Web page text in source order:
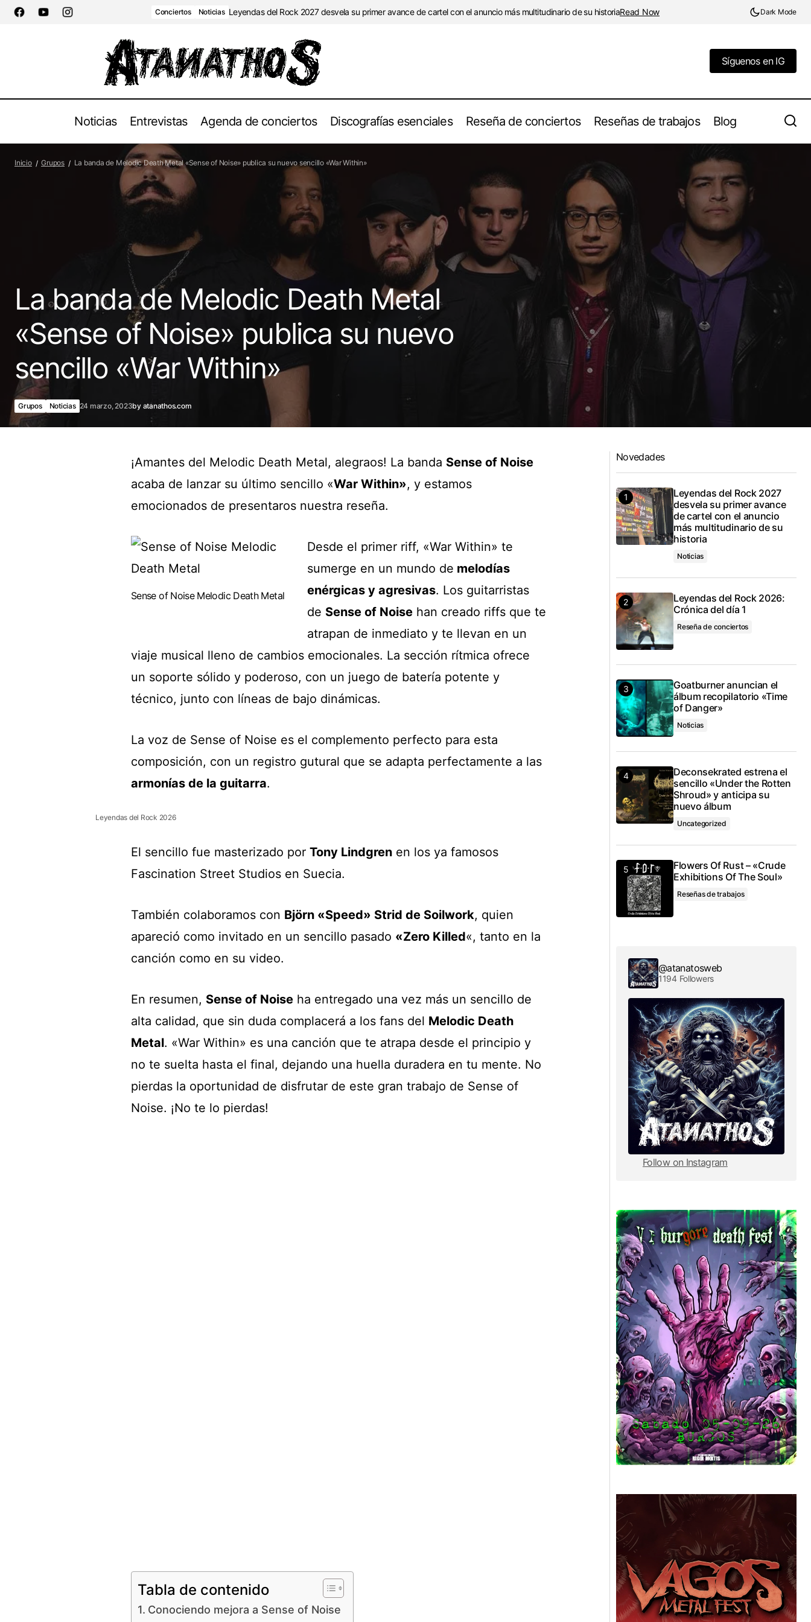
Conciertos Noticias Leyendas del Rock 2027 desvela su primer avance de cartel con el anuncio más multitudinario de su historiaRead Now Dark Mode
Síguenos en IG
Noticias Entrevistas Agenda de conciertos Discografías esenciales Reseña de conciertos Reseñas de trabajos Blog
Metal extremo: El origen, las influencias y
los subgéneros.
Noticias
Within»
El Aquelarre de Goya: una pintura maldita
que desafió la opresión de la Iglesia y el
Inicio Grupos La banda de Melodic Death Metal «Sense of Noise» publica su nuevo sencillo «War Within»
La banda de Melodic Death Metal
«Sense of Noise» publica su nuevo
sencillo «War Within»
Grupos Noticias 24 marzo, 2023by atanathos.com
¡Amantes del Melodic Death Metal, alegraos! La banda Sense of Noise
acaba de lanzar su último sencillo «War Within», y estamos
emocionados de presentaros nuestra reseña.
Sense of Noise Melodic Death Metal
Desde el primer riff, «War Within» te
sumerge en un mundo de melodías
enérgicas y agresivas. Los guitarristas
de Sense of Noise han creado riffs que te
atrapan de inmediato y te llevan en un
viaje musical lleno de cambios emocionales. La sección rítmica ofrece
un soporte sólido y poderoso, con un juego de batería potente y
técnico, junto con líneas de bajo dinámicas.
La voz de Sense of Noise es el complemento perfecto para esta
composición, con un registro gutural que se adapta perfectamente a las
armonías de la guitarra.
Leyendas del Rock 2026
El sencillo fue masterizado por Tony Lindgren en los ya famosos
Fascination Street Studios en Suecia.
También colaboramos con Björn «Speed» Strid de Soilwork, quien
apareció como invitado en un sencillo pasado «Zero Killed«, tanto en la
canción como en su video.
En resumen, Sense of Noise ha entregado una vez más un sencillo de
alta calidad, que sin duda complacerá a los fans del Melodic Death
Metal. «War Within» es una canción que te atrapa desde el principio y
no te suelta hasta el final, dejando una huella duradera en tu mente. No
pierdas la oportunidad de disfrutar de este gran trabajo de Sense of
Noise. ¡No te lo pierdas!
Tabla de contenido
Conociendo mejora a Sense of Noise
Novedades
Leyendas del Rock 2027
desvela su primer avance
de cartel con el anuncio
más multitudinario de su
historia
Noticias
Leyendas del Rock 2026:
Crónica del día 1
Reseña de conciertos
Goatburner anuncian el
álbum recopilatorio «Time
of Danger»
Noticias
Deconsekrated estrena el
sencillo «Under the Rotten
Shroud» y anticipa su
nuevo álbum
Uncategorized
Flowers Of Rust – «Crude
Exhibitions Of The Soul»
Reseñas de trabajos
@atanatosweb
1194 Followers
Follow on Instagram